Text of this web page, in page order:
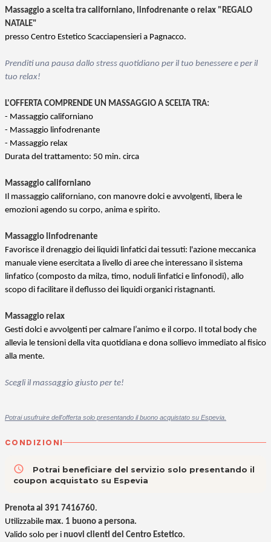
Massaggio a scelta tra californiano, linfodrenante o relax "REGALO
NATALE"
presso Centro Estetico Scacciapensieri a Pagnacco.
Prenditi una pausa dallo stress quotidiano per il tuo benessere e per il
tuo relax!
L'OFFERTA COMPRENDE UN MASSAGGIO A SCELTA TRA:
- Massaggio californiano
- Massaggio linfodrenante
- Massaggio relax
Durata del trattamento: 50 min. circa
Massaggio californiano
Il massaggio californiano, con manovre dolci e avvolgenti, libera le
emozioni agendo su corpo, anima e spirito.
Massaggio linfodrenante
Favorisce il drenaggio dei liquidi linfatici dai tessuti: l'azione meccanica
manuale viene esercitata a livello di aree che interessano il sistema
linfatico (composto da milza, timo, noduli linfatici e linfonodi), allo
scopo di facilitare il deflusso dei liquidi organici ristagnanti.
Massaggio relax
Gesti dolci e avvolgenti per calmare l’animo e il corpo. Il total body che
allevia le tensioni della vita quotidiana e dona sollievo immediato al fisico
alla mente.
Scegli il massaggio giusto per te!
Potrai usufruire dell'offerta solo presentando il buono acquistato su Espevia.
CONDIZIONI
access_time
Potrai beneficiare del servizio solo presentando il
coupon acquistato su Espevia
Prenota al 391 7416760.
Utilizzabile max. 1 buono a persona.
Valido solo per i nuovi clienti del Centro Estetico.